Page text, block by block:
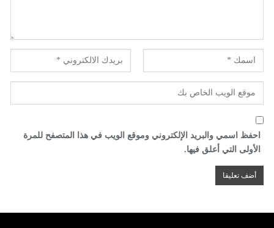
احفظ اسمي والبريد الإلكتروني وموقع الويب في هذا المتصفح للمرة
الأولى التي أعلق فيها.